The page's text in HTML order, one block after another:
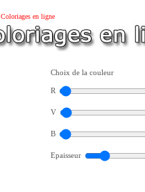
Coloriages en ligne
Choix de la couleur
R
V
B
Epaisseur